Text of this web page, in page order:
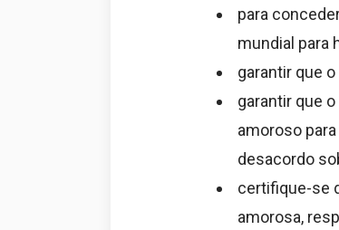
para
mundial para
garantir que
garantir que
amoroso
desacordo
certifique-se
amorosa,